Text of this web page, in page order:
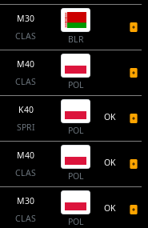
M30
CLAS
BLR
M40
CLAS
POL
K40
SPRI
POL
OK
M40
CLAS
POL
OK
M30
CLAS
POL
OK